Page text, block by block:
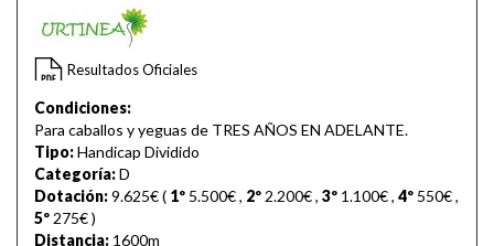
Resultados Oficiales
Condiciones:
Para caballos y yeguas de TRES AÑOS EN ADELANTE.
Tipo:Handicap Dividido
Categoría:D
Dotación:9.625€ ( 1º 5.500€, 2º 2.200€, 3º 1.100€, 4º 550€,
5º 275€)
Distancia: 1600m